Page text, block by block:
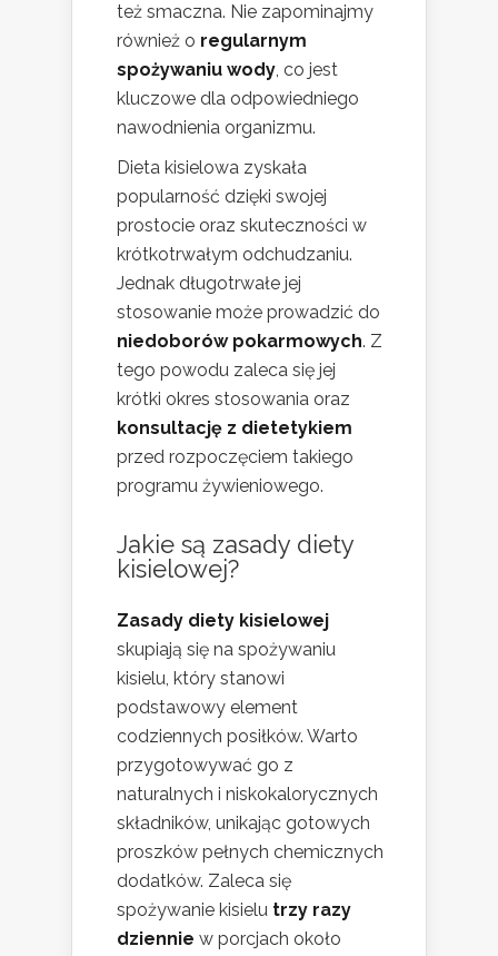
też smaczna. Nie zapominajmy
również o regularnym
spożywaniu wody, co jest
kluczowe dla odpowiedniego
nawodnienia organizmu.
Dieta kisielowa zyskała
popularność dzięki swojej
prostocie oraz skuteczności w
krótkotrwałym odchudzaniu.
Jednak długotrwałe jej
stosowanie może prowadzić do
niedoborów pokarmowych. Z
tego powodu zaleca się jej
krótki okres stosowania oraz
konsultację z dietetykiem
przed rozpoczęciem takiego
programu żywieniowego.
Jakie są zasady diety
kisielowej?
Zasady diety kisielowej
skupiają się na spożywaniu
kisielu, który stanowi
podstawowy element
codziennych posiłków. Warto
przygotowywać go z
naturalnych i niskokalorycznych
składników, unikając gotowych
proszków pełnych chemicznych
dodatków. Zaleca się
spożywanie kisielu trzy razy
dziennie w porcjach około